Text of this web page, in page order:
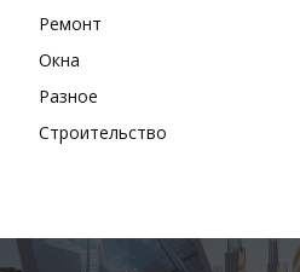
Ремонт
Окна
Разное
Строительство